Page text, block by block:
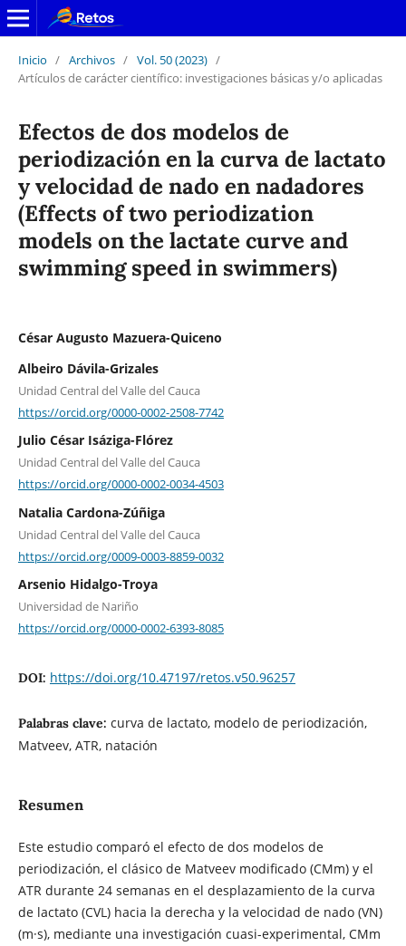
Inicio / Archivos / Vol. 50 (2023) /
Artículos de carácter científico: investigaciones básicas y/o aplicadas
Efectos de dos modelos de
periodización en la curva de lactato
y velocidad de nado en nadadores
(Effects of two periodization
models on the lactate curve and
swimming speed in swimmers)
César Augusto Mazuera-Quiceno
Albeiro Dávila-Grizales
Unidad Central del Valle del Cauca
https://orcid.org/0000-0002-2508-7742
Julio César Isáziga-Flórez
Unidad Central del Valle del Cauca
https://orcid.org/0000-0002-0034-4503
Natalia Cardona-Zúñiga
Unidad Central del Valle del Cauca
https://orcid.org/0009-0003-8859-0032
Arsenio Hidalgo-Troya
Universidad de Nariño
https://orcid.org/0000-0002-6393-8085
DOI: https://doi.org/10.47197/retos.v50.96257
Palabras clave: curva de lactato, modelo de periodización,
Matveev, ATR, natación
Resumen
Este estudio comparó el efecto de dos modelos de
periodización, el clásico de Matveev modificado (CMm) y el
ATR durante 24 semanas en el desplazamiento de la curva
de lactato (CVL) hacia la derecha y la velocidad de nado (VN)
(m·s), mediante una investigación cuasi-experimental, CMm